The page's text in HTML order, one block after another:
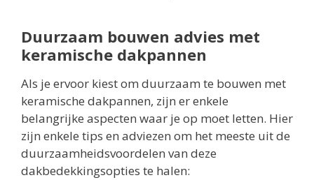
Duurzaam bouwen advies met
keramische dakpannen
Als je ervoor kiest om duurzaam te bouwen met
keramische dakpannen, zijn er enkele
belangrijke aspecten waar je op moet letten. Hier
zijn enkele tips en adviezen om het meeste uit de
duurzaamheidsvoordelen van deze
dakbedekkingsopties te halen: